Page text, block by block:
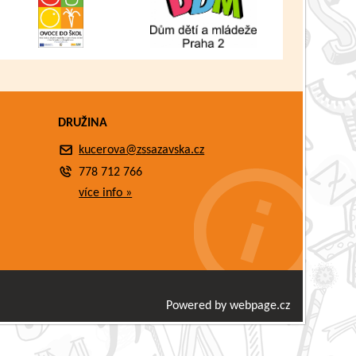
DRUŽINA
kucerova@zssazavska.cz
778 712 766
více info »
Powered by webpage.cz